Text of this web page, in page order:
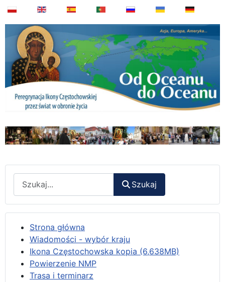
Szukaj
Strona główna
Wiadomości - wybór kraju
Ikona Częstochowska kopia (6,638MB)
Powierzenie NMP
Trasa i terminarz